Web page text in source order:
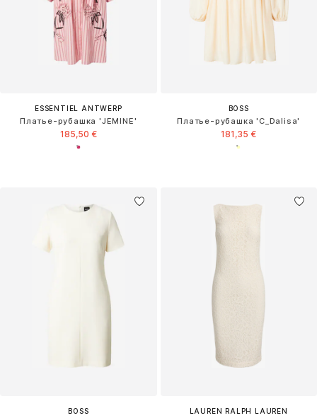
ESSENTIEL ANTWERP
Платье-рубашка 'JEMINE'
185,50 €
BOSS
Платье-рубашка 'C_Dalisa'
181,35 €
BOSS LAUREN RALPH LAUREN